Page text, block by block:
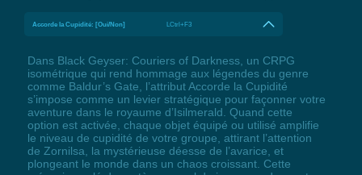
Accorde la Cupidité: [Oui/Non] LCtrl+F3
Dans Black Geyser: Couriers of Darkness, un CRPG
isométrique qui rend hommage aux légendes du genre
comme Baldur’s Gate, l’attribut Accorde la Cupidité
s’impose comme un levier stratégique pour façonner votre
aventure dans le royaume d’Isilmerald. Quand cette
option est activée, chaque objet équipé ou utilisé amplifie
le niveau de cupidité de votre groupe, attirant l’attention
de Zornilsa, la mystérieuse déesse de l’avarice, et
plongeant le monde dans un chaos croissant. Cette